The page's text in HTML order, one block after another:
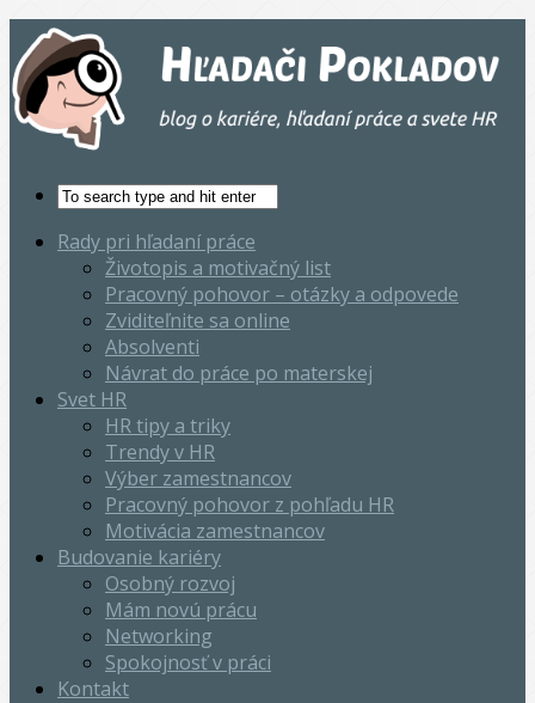
Rady pri hľadaní práce
Životopis a motivačný list
Pracovný pohovor – otázky a odpovede
Zviditeľnite sa online
Absolventi
Návrat do práce po materskej
Svet HR
HR tipy a triky
Trendy v HR
Výber zamestnancov
Pracovný pohovor z pohľadu HR
Motivácia zamestnancov
Budovanie kariéry
Osobný rozvoj
Mám novú prácu
Networking
Spokojnosť v práci
Kontakt